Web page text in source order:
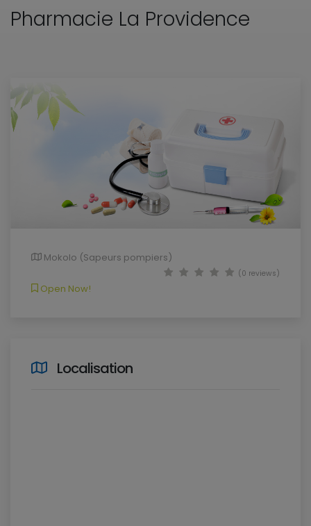
Pharmacie La Providence
Mokolo (Sapeurs pompiers)
(0 reviews)
Open Now!
Localisation